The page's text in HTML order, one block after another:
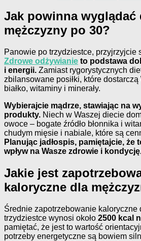
Jak powinna wyglądać
mężczyzny po 30?
Panowie po trzydziestce, przyjrzyjcie
Zdrowe odżywianie to podstawa
i energii. Zamiast rygorystycznych
zbilansowane posiłki, które
białko, witaminy i minerały.
Wybierajcie mądrze, stawiając na
produkty. Niech w Waszej diecie
owoce – bogate źródło błonnika i
chudym mięsie i nabiale, które są
Planując jadłospis, pamiętajcie, że
wpływ na Wasze zdrowie i
Jakie jest
kaloryczne dla
Średnie zapotrzebowanie kaloryczne
trzydziestce wynosi około 2500 kcal
pamiętać, że jest to wartość
potrzeby energetyczne są bowiem